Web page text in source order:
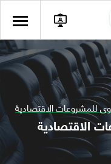
للمشروعات الاقتصادية
الاقتصادية